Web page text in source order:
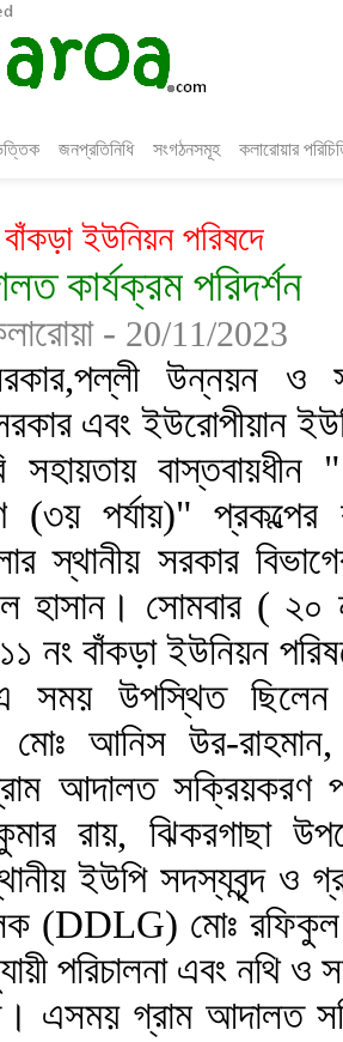
জনপ্রতিনিধি সংগঠনসমূহ কলারোয়ার
ইউনিয়ন পরিষদে
কার্যক্রম পরিদর্শন
- 20/11/2023
উন্নয়ন ও
এবং ইউরোপীয়ান
সহায়তায়
(৩য় পর্যায়)" প্রকল্পের
স্থানীয় সরকার
হাসান। সোমবার ( ২০
নং বাঁকড়া ইউনিয়ন
উপস্থিত ছিলেন
মোঃ আনিস উর-
আদালত সক্রিয়করণ
রায়, ঝিকরগাছা
ইউপি সদস্যবৃন্দ ও
(DDLG) মোঃ
পরিচালনা এবং নথি
এসময় গ্রাম আদালত